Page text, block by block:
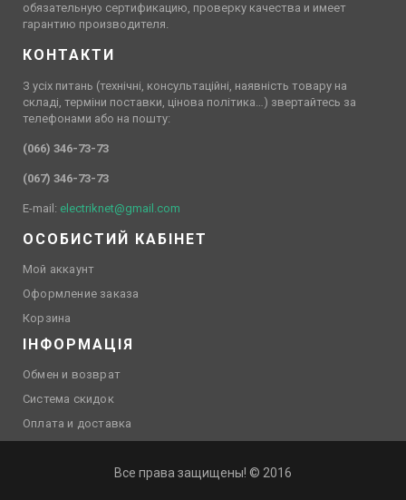
обязательную сертификацию, проверку качества и имеет
гарантию производителя.
КОНТАКТИ
З усіх питань (технічні, консультаційні, наявність товару на
складі, терміни поставки, цінова політика…) звертайтесь за
телефонами або на пошту:
(066) 346-73-73
(067) 346-73-73
E-mail: electriknet@gmail.com
ОСОБИСТИЙ КАБІНЕТ
Мой аккаунт
Оформление заказа
Корзина
ІНФОРМАЦІЯ
Обмен и возврат
Система скидок
Оплата и доставка
Все права защищены! © 2016